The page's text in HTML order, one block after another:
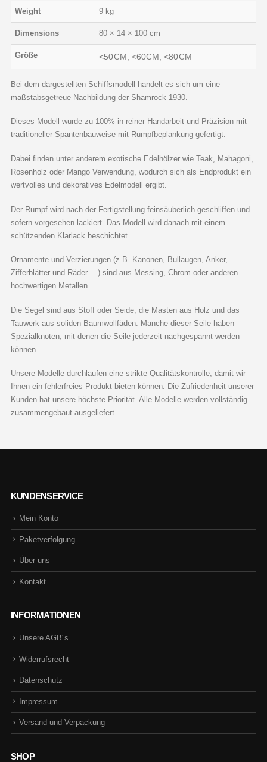
Weight 9 kg
Dimensions 80 × 14 × 100 cm
Größe <50CM, <60CM, <80CM
Bei dem dargestellten Schiffsmodell handelt es sich um eine
maßstabsgetreue Nachbildung der Shamrock 1930.
Dieses Modell wurde zu 100% in reiner Handarbeit und Präzision mit
traditioneller Spantenbauweise mit Rumpfbeplankung gefertigt.
Dabei finden unter anderem exotische Edelhölzer wie Teak, Mahagoni,
Rosenholz oder Mango Verwendung, wodurch sich als Endprodukt ein
wertvolles und dekoratives Edelmodell ergibt.
Der Rumpf wird nach der Fertigstellung feinsäuberlich geschliffen und
sofern vorgesehen lackiert. Das Modell wird danach mit einem
schützenden Klarlack beschichtet.
Ornamente und Verzierungen (z.B. Kanonen, Bullaugen, Anker,
Zifferblätter und Räder …) sind aus Messing, Chrom oder anderen
hochwertigen Metallen.
Die Segel sind aus Stoff oder Seide, die Masten aus Holz und das
Tauwerk aus soliden Baumwollfäden. Manche dieser Seile haben
Spezialknoten, mit denen die Seile jederzeit nachgespannt werden
können.
Unsere Modelle durchlaufen eine strikte Qualitätskontrolle, damit wir
Ihnen ein fehlerfreies Produkt bieten können. Die Zufriedenheit unserer
Kunden hat unsere höchste Priorität. Alle Modelle werden vollständig
zusammengebaut ausgeliefert.
KUNDENSERVICE
Mein Konto
Paketverfolgung
Über uns
Kontakt
INFORMATIONEN
Unsere AGB´s
Widerrufsrecht
Datenschutz
Impressum
Versand und Verpackung
SHOP